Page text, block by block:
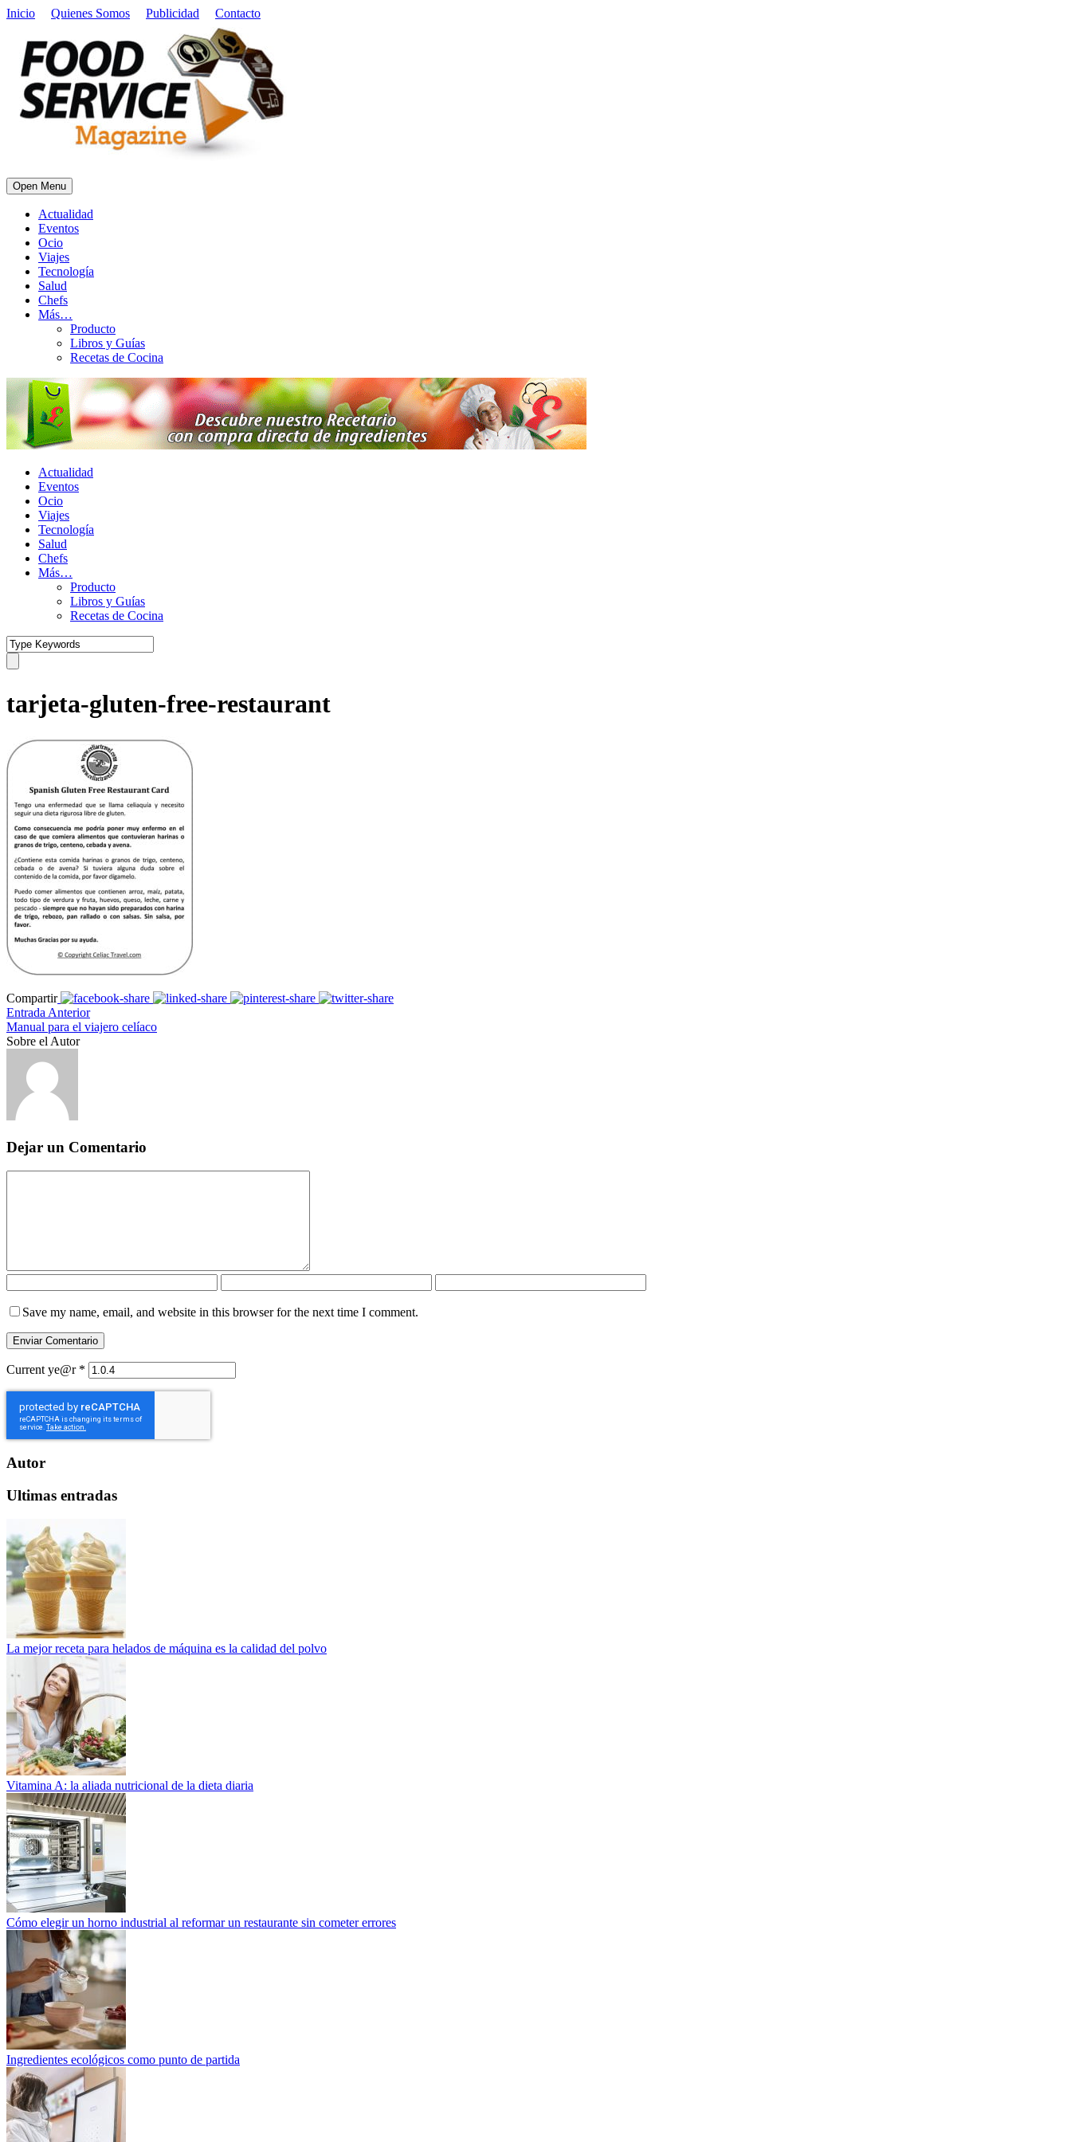
Inicio Quienes Somos Publicidad Contacto
Open Menu
Actualidad
Eventos
Ocio
Viajes
Tecnología
Salud
Chefs
Más…
Producto
Libros y Guías
Recetas de Cocina
Actualidad
Eventos
Ocio
Viajes
Tecnología
Salud
Chefs
Más…
Producto
Libros y Guías
Recetas de Cocina
tarjeta-gluten-free-restaurant
Compartir
Entrada Anterior
Manual para el viajero celíaco
Sobre el Autor
Dejar un Comentario
Save my name, email, and website in this browser for the next time I comment.
Current ye@r *
Autor
Ultimas entradas
La mejor receta para helados de máquina es la calidad del polvo
Vitamina A: la aliada nutricional de la dieta diaria
Cómo elegir un horno industrial al reformar un restaurante sin cometer errores
Ingredientes ecológicos como punto de partida